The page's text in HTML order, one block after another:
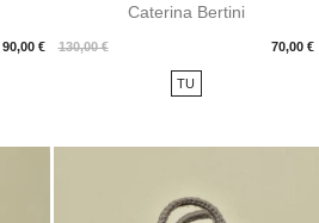
90,00 €
Caterina Bertini
130,00 € 70,00 €
Prix
TU